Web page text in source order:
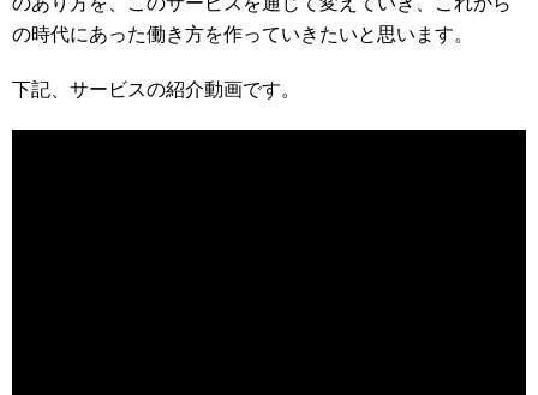
の時代にあった働き方を作っていきたいと思います。
下記、サービスの紹介動画です。